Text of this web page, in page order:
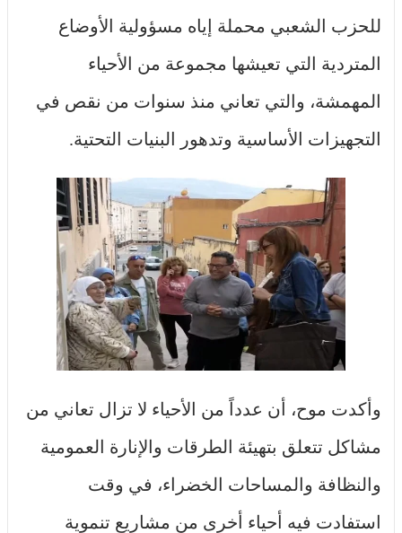
للحزب الشعبي محملة إياه مسؤولية الأوضاع
المتردية التي تعيشها مجموعة من الأحياء
المهمشة، والتي تعاني منذ سنوات من نقص في
التجهيزات الأساسية وتدهور البنيات التحتية.
وأكدت موح، أن عدداً من الأحياء لا تزال تعاني من
مشاكل تتعلق بتهيئة الطرقات والإنارة العمومية
والنظافة والمساحات الخضراء، في وقت
استفادت فيه أحياء أخرى من مشاريع تنموية